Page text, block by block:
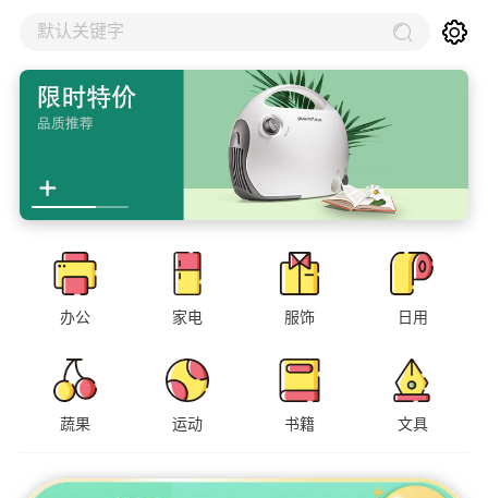
默认关键字
办公 家电 服饰 日用
蔬果 运动 书籍 文具